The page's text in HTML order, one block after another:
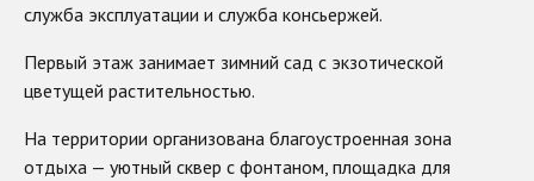
служба эксплуатации и служба консьержей.
Первый этаж занимает зимний сад с экзотической
цветущей растительностью.
На территории организована благоустроенная зона
отдыха — уютный сквер с фонтаном, площадка для